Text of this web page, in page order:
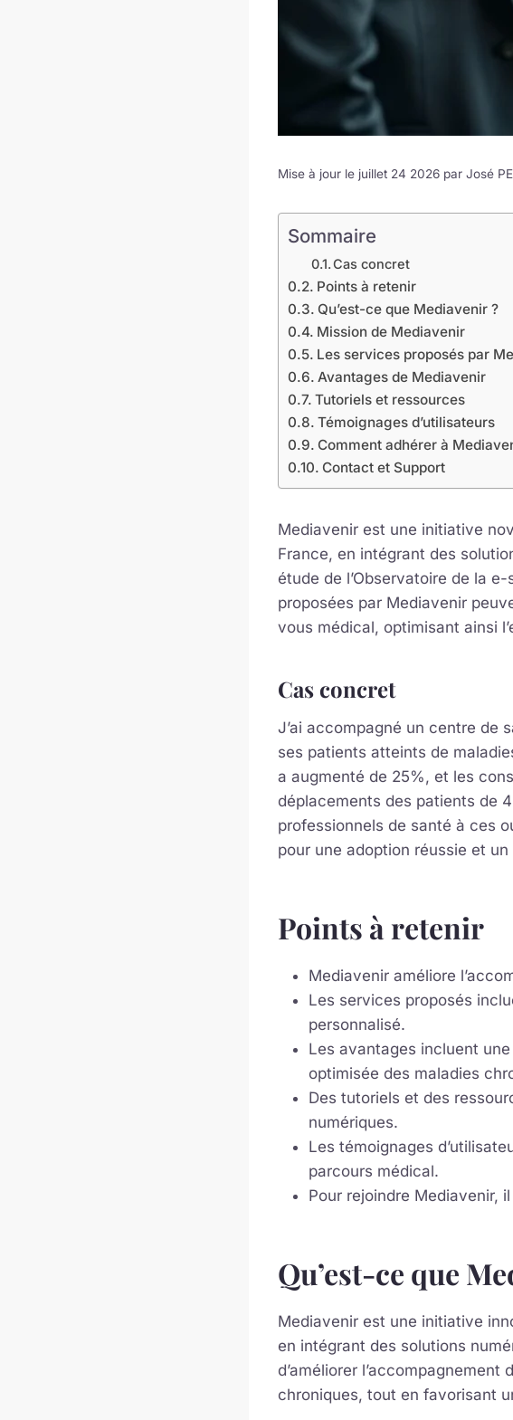
Mise à jour le juillet 24 2026 par José
Sommaire
Cas concret
Points à retenir
Qu’est-ce que Mediavenir ?
Mission de Mediavenir
Les services proposés par
Avantages de Mediavenir
Tutoriels et ressources
Témoignages d’utilisateurs
Comment adhérer à
Contact et Support
Mediavenir est une initiative
France, en intégrant des
étude de l’Observatoire de la
proposées par Mediavenir
vous médical, optimisant ainsi
Cas concret
J’ai accompagné un centre de
ses patients atteints de
a augmenté de 25%, et les
déplacements des patients de
professionnels de santé à ces
pour une adoption réussie et
Points à retenir
Mediavenir améliore
Les services proposés
personnalisé.
Les avantages incluent
optimisée des maladies
Des tutoriels et des
numériques.
Les témoignages
parcours médical.
Pour rejoindre Mediavenir,
Qu’est-ce que
Mediavenir est une initiative
en intégrant des solutions
d’améliorer
chroniques, tout en favorisant